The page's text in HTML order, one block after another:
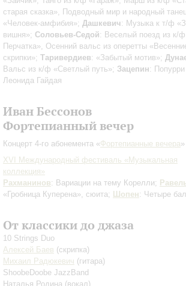
старая сказка», Подводный мир и народный
«Человек-амфибия»; Дашкевич: Музыка к т/ф
вишня»; Соловьев-Седой: Веселый поезд из к/
Перчатка», Осенний вальс из оперетты
скрипки»; Таривердиев: «Забытый мотив»;
Вальс из к/ф «Светлый путь»; Зацепин:
Леонида Гайдая
Иван Бессонов
Фортепианный вечер
Концерт 4-го абонемента «Фортепианные вечера»
XVI Международный фестиваль «Музыкальная
коллекция»
Рахманинов: Вариации на тему Корелли;
«Гробница Куперена», сюита; Шопен: Четыре
От классики до джаза
10 Strings Duo
Алексей Баев (скрипка)
Михаил Радюкевич (гитара)
ShoobeDoobe JazzBand
Наталья Родина (вокал)